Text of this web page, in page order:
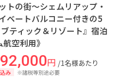
トの街～シェムリアップ・
ベートバルコニー付きの5
ティック＆リゾート』宿泊
空利用》
円 /1名様あたり
み ※諸税等別途必要